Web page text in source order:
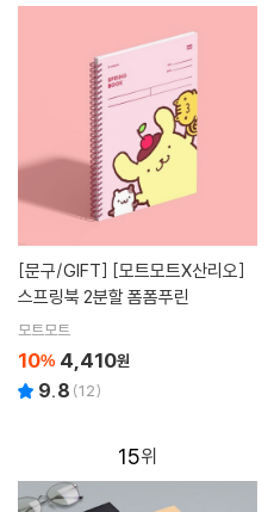
[문구/GIFT]
스프링북 2분할 폼폼푸린
모트모트
10% 4,410원
9.8 (12)
15